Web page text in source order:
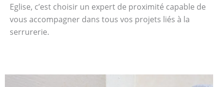
Eglise, c’est choisir un expert de proximité capable de
vous accompagner dans tous vos projets liés à la
serrurerie.